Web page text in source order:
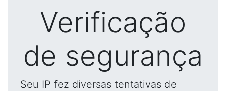
Verificação
de segurança
Seu IP fez diversas tentativas de